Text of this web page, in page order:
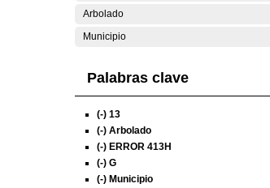
Arbolado
Municipio
Palabras clave
(-) 13
(-) Arbolado
(-) ERROR 413H
(-) G
(-) Municipio